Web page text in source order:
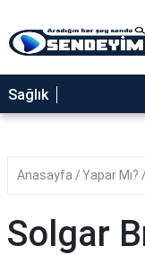
SAĞLIK
NEDİR
YEMEK
RÜYA
Sağlık
Anasayfa Yapar Mı?
Solgar